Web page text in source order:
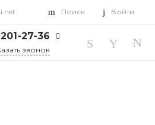
Поиск Войти
27-36
звонок